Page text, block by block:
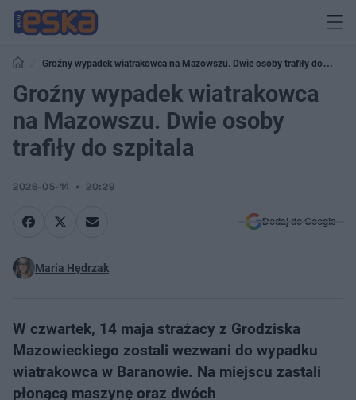
Groźny wypadek wiatrakowca na Mazowszu. Dwie osoby trafiły do
szpitala
Groźny wypadek wiatrakowca
na Mazowszu. Dwie osoby
trafiły do szpitala
2026-05-14 20:29
Dodaj do Google
Maria Hędrzak
W czwartek, 14 maja strażacy z Grodziska
Mazowieckiego zostali wezwani do wypadku
wiatrakowca w Baranowie. Na miejscu zastali
płonącą maszynę oraz dwóch